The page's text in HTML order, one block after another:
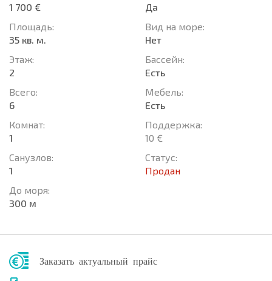
1 700 €
Площадь:
35 кв. м.
Этаж:
2
Всего:
6
Комнат:
1
Санузлов:
1
До моря:
300 м
Да
Вид на море:
Нет
Басcейн:
Есть
Мебель:
Есть
Поддержка:
10 €
Статус:
Продан
Заказать актуальный прайс